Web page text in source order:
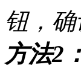
钮，确
方法2